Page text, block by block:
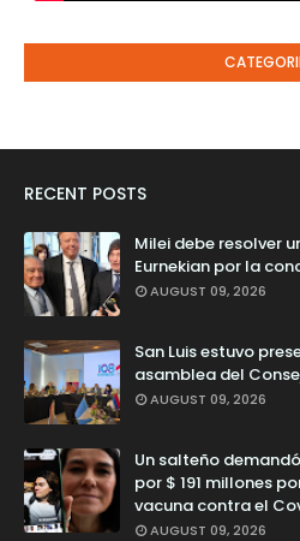
RECENT POSTS
Milei debe resolver
Eurnekian por la
AUGUST 09, 2026
San Luis estuvo
asamblea del
AUGUST 09, 2026
Un salteño
por $ 191 millones
vacuna contra el
AUGUST 09, 2026